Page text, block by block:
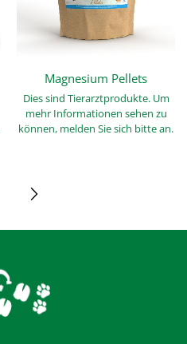
Magnesium Pellets
Dies sind Tierarztprodukte. Um
mehr Informationen sehen zu
können, melden Sie sich bitte an.